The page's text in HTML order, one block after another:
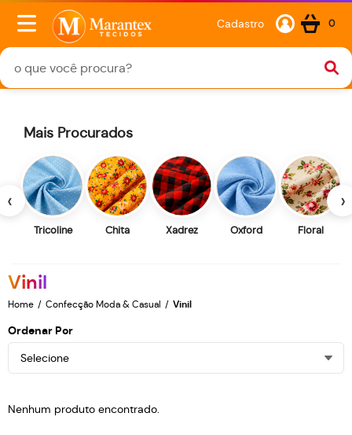
Cadastro 0
‹
Mais Procurados
Tricoline Chita Xadrez Oxford Floral
›
Vinil
Home Confecção Moda & Casual Vinil
Ordenar Por
Selecione
Nenhum produto encontrado.